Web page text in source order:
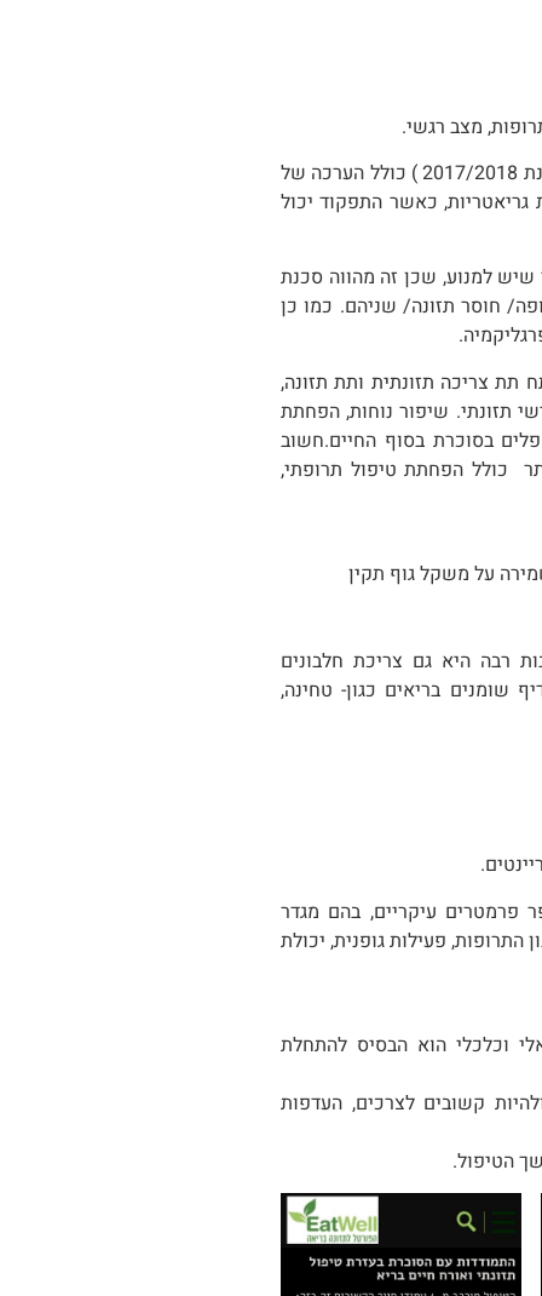
עיקר הטיפול בזקנים עם סוכרת ( לפי המלצות ADA לזקנים- משנת 2017/2018 ) כולל הערכה של
כאשר התפקוד יכול
שיש למנוע, שכן זה מהווה סכנת
חוסר תזונה/ שניהם. כמו כן
תת צריכה תזונתית ותת תזונה,
תזונתי. שיפור נוחות, הפחתת
בסוכרת בסוף החיים.חשוב
כולל הפחתת טיפול תרופתי,
על משקל גוף תקין
רבה היא גם צריכת חלבונים
שומנים בריאים כגון- טחינה,
פרמטרים עיקריים, בהם מגדר
התרופות, פעילות גופנית, יכולת
וכלכלי הוא הבסיס להתחלת
קשובים לצרכים, העדפות
הטיפול.